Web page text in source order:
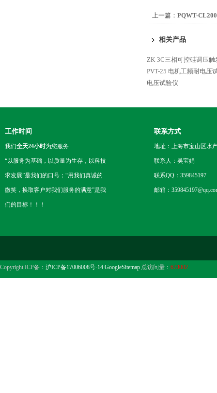
上一篇： PQWT-
相关产品
ZK-3C三相可控硅调压触
PVT-25 电机工频耐电压
电压试验仪
工作时间
我们全天24小时为您服务
“以服务为基础，以质量为生存，以科技
求发展”是我们的口号；“用我们真诚的
微笑，换取客户对我们服务的满意”是我
们的目标！！！
联系方式
地址：上海市宝山区水
联系人：吴宝娟
联系QQ：359845197
邮箱：
Copyright ICP备： 沪ICP备17006008号-14 GoogleSitemap 总访问量： 673002